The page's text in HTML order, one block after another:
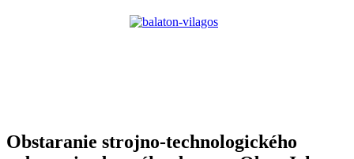
Obstaranie strojno-technologického